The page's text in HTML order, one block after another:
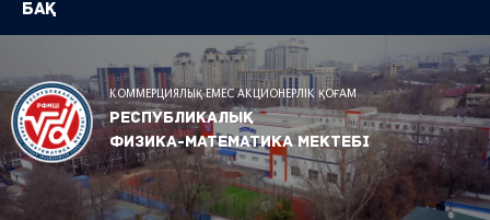
БАҚ
КОММЕРЦИЯЛЫҚ ЕМЕС АКЦИОНЕРЛІК ҚОҒАМ
Республикалық
физика-математика мектебі